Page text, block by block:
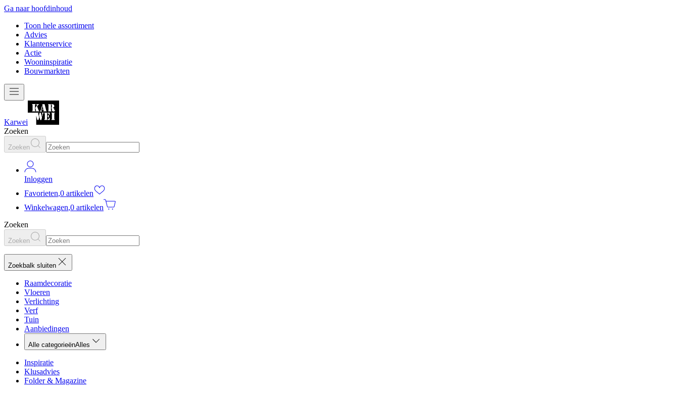
Ga naar hoofdinhoud
Toon hele assortiment
Advies
Klantenservice
Actie
Wooninspiratie
Bouwmarkten
Karwei
Zoeken
Zoeken
Inloggen
Favorieten,0 artikelen
Winkelwagen,0 artikelen
Zoeken
Zoeken
Zoekbalk sluiten
Raamdecoratie
Vloeren
Verlichting
Verf
Tuin
Aanbiedingen
Alle categorieënAlles
Inspiratie
Klusadvies
Folder & Magazine